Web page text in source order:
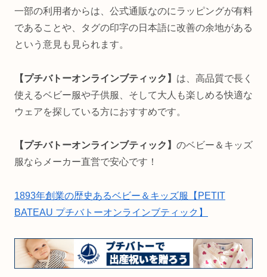
一部の利用者からは、公式通販なのにラッピングが有料
であることや、タグの印字の日本語に改善の余地がある
という意見も見られます。
【プチバトーオンラインブティック】 は、高品質で長く
使えるベビー服や子供服、そして大人も楽しめる快適な
ウェアを探している方におすすめです。
【プチバトーオンラインブティック】 のベビー＆キッズ
服ならメーカー直営で安心です！
1893年創業の歴史あるベビー＆キッズ服【PETIT
BATEAU プチバトーオンラインブティック】